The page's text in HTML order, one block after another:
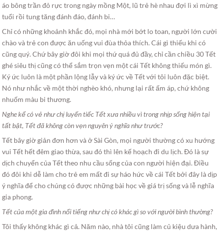
áo bông trần đỏ rực trong ngày mồng Một, lũ trẻ hè nhau đợi lì xì mừng
tuổi rồi tung tăng đánh đáo, đánh bi…
Chỉ có những khoảnh khắc đó, mọi nhà mới bớt lo toan, người lớn cười
chào và trẻ con được ăn uống vui đùa thỏa thích. Cái gì thiếu khi có
cũng quý. Chứ bây giờ đôi khi mọi thứ quá đủ đầy, chỉ cần chiều 30 Tết
ghé siêu thị cũng có thể sắm trọn vẹn một cái Tết không thiếu món gì.
Ký ức luôn là một phần lộng lẫy và ký ức về Tết với tôi luôn đặc biệt.
Nó như nhắc về một thời nghèo khó, nhưng lại rất ấm áp, chứ không
nhuốm màu bi thương.
Nghe kể có vẻ như chị luyến tiếc Tết xưa nhiều vì trong nhịp sống hiện tại
tất bật, Tết đã không còn vẹn nguyên ý nghĩa như trước?
Tết bây giờ giản đơn hơn và ở Sài Gòn, mọi người thường có xu hướng
vui Tết hết đêm giao thừa, sau đó thì lên kế hoạch đi du lịch. Đó là sự
dịch chuyển của Tết theo nhu cầu sống của con người hiện đại. Điều
đó đôi khi dễ làm cho trẻ em mất đi sự háo hức về cái Tết bởi đây là dịp
ý nghĩa để cho chúng có được những bài học về giá trị sống và lễ nghĩa
gia phong.
Tết của một gia đình nổi tiếng như chị có khác gì so với người bình thường?
Tôi thấy không khác gì cả. Năm nào, nhà tôi cũng làm củ kiệu dưa hành,